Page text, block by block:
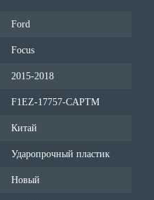
Ford
Focus
2015-2018
F1EZ-17757-CAPTM
Китай
Ударопрочный пластик
Новый